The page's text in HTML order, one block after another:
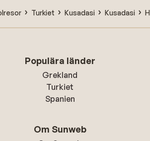
Turkiet Kusadasi Kusadasi
Populära länder
Grekland
Turkiet
Spanien
Om Sunweb